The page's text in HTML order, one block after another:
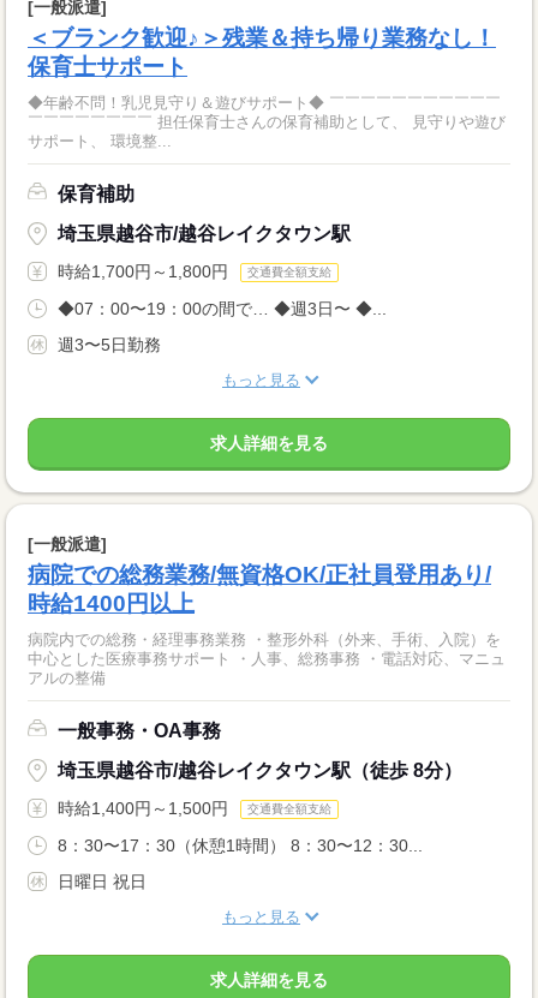
[一般派遣]
＜ブランク歓迎♪＞残業＆持ち帰り業務なし！
保育士サポート
◆年齢不問！乳児見守り＆遊びサポート◆ ￣￣￣￣￣￣￣￣￣￣￣
￣￣￣￣￣￣￣￣ 担任保育士さんの保育補助として、 見守りや遊び
サポート、 環境整...
保育補助
埼玉県越谷市/越谷レイクタウン駅
時給1,700円～1,800円 交通費全額支給
◆07：00〜19：00の間で… ◆週3日〜 ◆...
週3〜5日勤務
もっと見る
求人詳細を見る
[一般派遣]
病院での総務業務/無資格OK/正社員登用あり/
時給1400円以上
病院内での総務・経理事務業務 ・整形外科（外来、手術、入院）を
中心とした医療事務サポート ・人事、総務事務 ・電話対応、マニュ
アルの整備
一般事務・OA事務
埼玉県越谷市/越谷レイクタウン駅（徒歩 8分）
時給1,400円～1,500円 交通費全額支給
8：30〜17：30（休憩1時間） 8：30〜12：30...
日曜日 祝日
もっと見る
求人詳細を見る